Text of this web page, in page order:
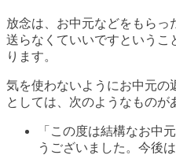
放念は、お中元などをもらっ
送らなくていいですというこ
ります。
気を使わないようにお中元の
としては、次のようなものが
「この度は結構なお中
うございました。今後